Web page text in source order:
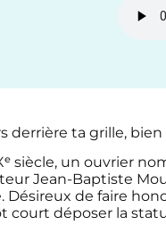
derrière ta grille, bien
siècle, un ouvrier
Jean-Baptiste
de faire
court déposer la